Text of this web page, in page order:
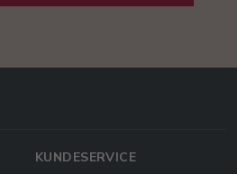
KUNDESERVICE